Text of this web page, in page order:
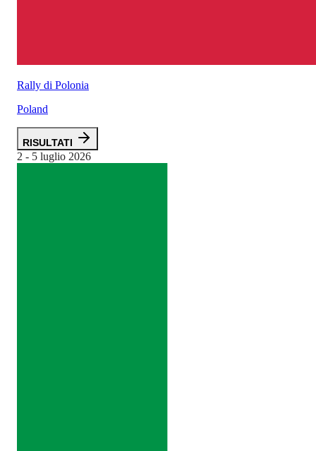
Rally di Polonia
Poland
RISULTATI
2 - 5 luglio 2026